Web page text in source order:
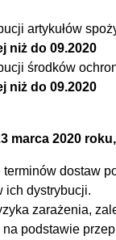
artykułów
niż do 09.2020
środków
niż do 09.2020
marca 2020
dostaw
ich dystrybucji.
zarażenia,
podstawie